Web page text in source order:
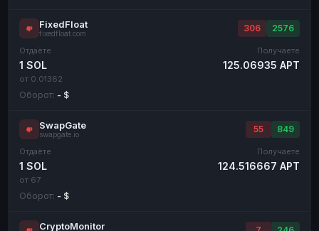
FixedFloat
fixedfloat.com
306 2576
Отдаёте
1 SOL
от 0.01362
Получаете
125.06935 APT
Оборот: - $
SwapGate
swapgate.io
55 849
Отдаёте
1 SOL
от 67
Получаете
124.516667 APT
Оборот: - $
CryptoMonitor